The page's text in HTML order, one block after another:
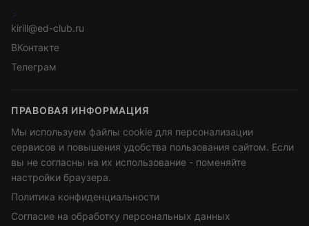
>
kirill@ed-club.ru
ВКонтакте
Телеграм
ПРАВОВАЯ ИНФОРМАЦИЯ
Мы используем файлы cookie для персонализации
сервисов и повышения удобства пользования сайтом. Если
вы не согласны на их использование - поменяйте
настройки браузера.
Политика конфиденциальности
Согласие на обработку персональных данных